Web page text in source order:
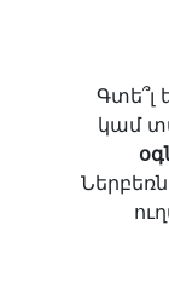
կամ